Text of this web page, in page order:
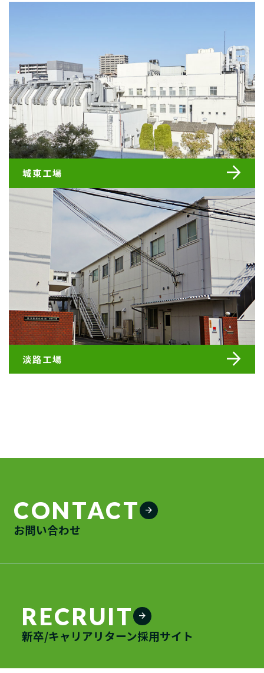
城東工場 arrow_forward
淡路工場 arrow_forward
CONTACT arrow_forward
お問い合わせ
RECRUIT arrow_forward
新卒/キャリアリターン採用サイト